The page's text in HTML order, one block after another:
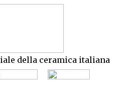
della ceramica italiana